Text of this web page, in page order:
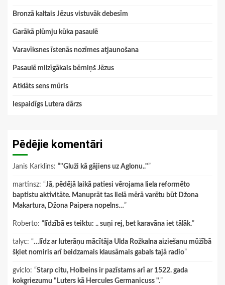
Bronzā kaltais Jēzus vistuvāk debesīm
Garākā plūmju kūka pasaulē
Varavīksnes īstenās nozīmes atjaunošana
Pasaulē milzīgākais bērniņš Jēzus
Atklāts sens mūris
Iespaidīgs Lutera dārzs
Pēdējie komentāri
Janis Karklins: “"Gluži kā gājiens uz Aglonu.."”
martinsz: “Jā, pēdējā laikā patiesi vērojama liela reformēto
baptistu aktivitāte. Manuprāt tas lielā mērā varētu būt Džona
Makartura, Džona Paipera nopelns…”
Roberto: “ līdzībā es teiktu: .. suņi rej, bet karavāna iet tālāk.”
talyc: “…līdz ar luterāņu mācītāja Ulda Rožkalna aiziešanu mūžībā
šķiet nomiris arī beidzamais klausāmais gabals tajā radio”
gviclo: “Starp citu, Holbeins ir pazīstams arī ar 1522. gada
kokgriezumu "Luters kā Hercules Germanicuss ".”